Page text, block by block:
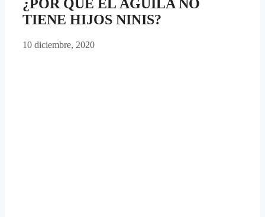
¿POR QUÉ EL ÁGUILA NO
TIENE HIJOS NINIS?
10 diciembre, 2020